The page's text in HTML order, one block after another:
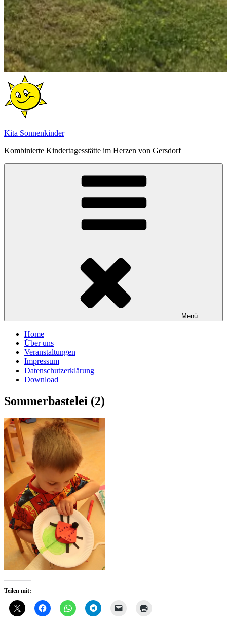
Kita Sonnenkinder
Kombinierte Kindertagesstätte im Herzen von Gersdorf
Menü
Home
Über uns
Veranstaltungen
Impressum
Datenschutzerklärung
Download
Sommerbastelei (2)
Teilen mit: